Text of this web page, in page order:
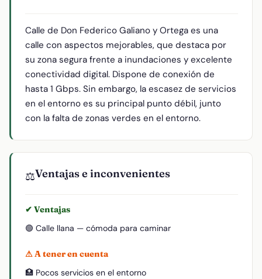
Calle de Don Federico Galiano y Ortega es una
calle con aspectos mejorables, que destaca por
su zona segura frente a inundaciones y excelente
conectividad digital. Dispone de conexión de
hasta 1 Gbps. Sin embargo, la escasez de servicios
en el entorno es su principal punto débil, junto
con la falta de zonas verdes en el entorno.
⚖️Ventajas e inconvenientes
✔ Ventajas
🟢 Calle llana — cómoda para caminar
⚠ A tener en cuenta
🏥 Pocos servicios en el entorno